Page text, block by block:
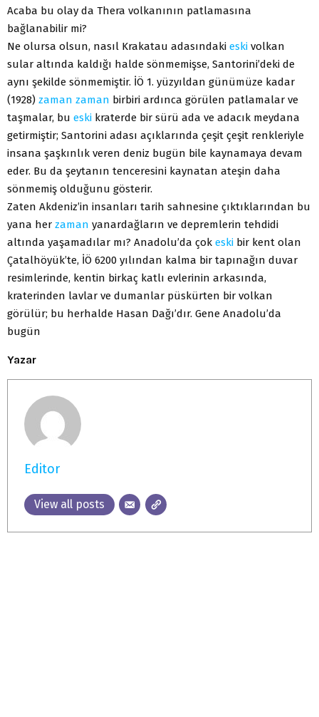
Acaba bu olay da Thera volkanının patlamasına
bağlanabilir mi?
Ne olursa olsun, nasıl Krakatau adasındaki eski volkan
sular altında kaldığı halde sönmemişse, Santorini’deki de
aynı şekilde sönmemiştir. İÖ 1. yüzyıldan günümüze kadar
(1928) zaman zaman birbiri ardınca görülen patlamalar ve
taşmalar, bu eski kraterde bir sürü ada ve adacık meydana
getirmiştir; Santorini adası açıklarında çeşit çeşit renkleriyle
insana şaşkınlık veren deniz bugün bile kaynamaya devam
eder. Bu da şeytanın tenceresini kaynatan ateşin daha
sönmemiş olduğunu gösterir.
Zaten Akdeniz’in insanları tarih sahnesine çıktıklarından bu
yana her zaman yanardağların ve depremlerin tehdidi
altında yaşamadılar mı? Anadolu’da çok eski bir kent olan
Çatalhöyük’te, İÖ 6200 yılından kalma bir tapınağın duvar
resimlerinde, kentin birkaç katlı evlerinin arkasında,
kraterinden lavlar ve dumanlar püskürten bir volkan
görülür; bu herhalde Hasan Dağı’dır. Gene Anadolu’da
bugün
Yazar
Editor
View all posts